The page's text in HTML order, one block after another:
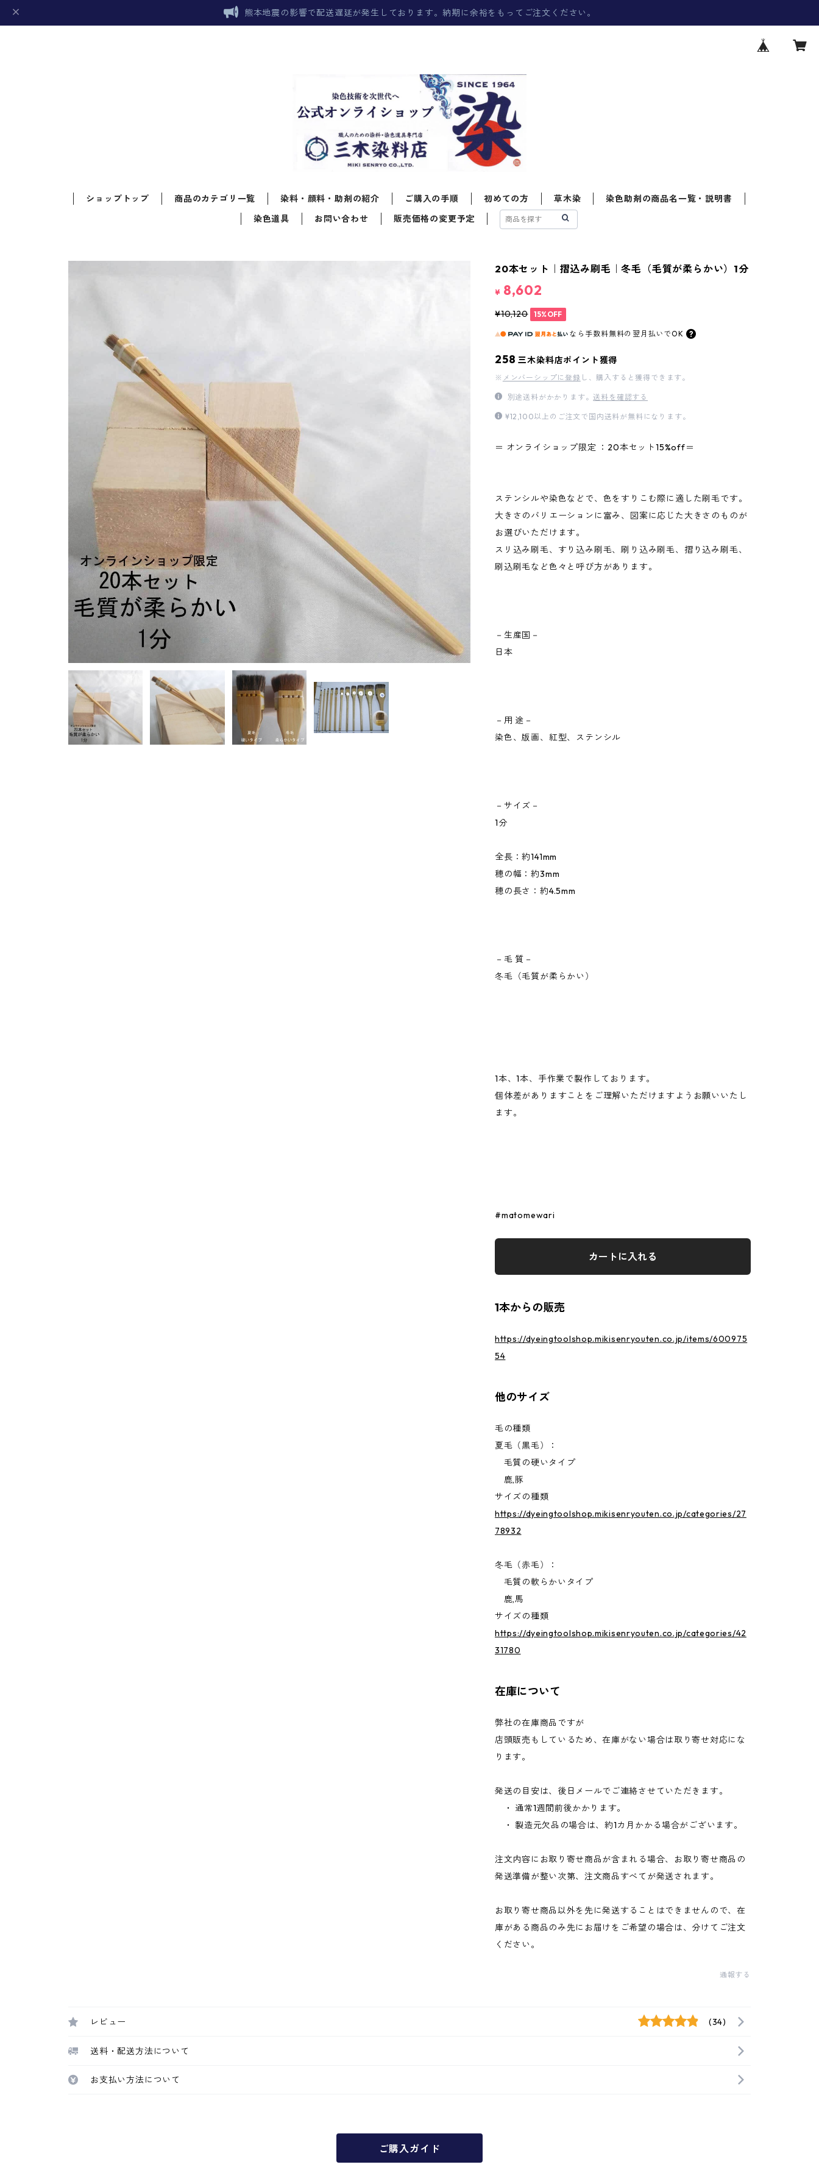
熊本地震の影響で配送遅延が発生しております。納期に余裕をもってご注文ください。
ショップトップ 商品のカテゴリ一覧 染料・顔料・助剤の紹介 ご購入の手順 初めての方 草木染
染色助剤の商品名一覧・説明書
染色道具
お問い合わせ 販売価格の変更予定
20本セット｜摺込み刷毛｜冬毛（毛質が柔らかい）1分
¥ 8,602
¥10,120 15%OFF
なら 手数料無料の 翌月払いでOK
258 三木染料店ポイント獲得
※ メンバーシップに登録 し、購入すると獲得できます。
別途送料がかかります。送料を確認する
¥12,100以上のご注文で国内送料が無料になります。
＝ オンライショップ限定 ：20本セット15%off＝
ステンシルや染色などで、色をすりこむ際に適した刷毛です。
大きさのバリエーションに富み、図案に応じた大きさのものが
お選びいただけます。
スリ込み刷毛、すり込み刷毛、刷り込み刷毛、摺り込み刷毛、
刷込刷毛など色々と呼び方があります。
－生産国－
日本
－用 途－
染色、版画、紅型、ステンシル
－サイズ－
1分
全長：約141mm
穂の幅：約3mm
穂の長さ：約4.5mm
－毛 質－
冬毛（毛質が柔らかい）
1本、1本、手作業で製作しております。
個体差がありますことをご理解いただけますようお願いいたし
ます。
#matomewari
カートに入れる
1本からの販売
https://dyeingtoolshop.mikisenryouten.co.jp/items/600975
54
他のサイズ
毛の種類
夏毛（黒毛）：
毛質の硬いタイプ
鹿,豚
サイズの種類
https://dyeingtoolshop.mikisenryouten.co.jp/categories/27
78932
冬毛（赤毛）：
毛質の軟らかいタイプ
鹿,馬
サイズの種類
https://dyeingtoolshop.mikisenryouten.co.jp/categories/42
31780
在庫について
弊社の在庫商品ですが
店頭販売もしているため、在庫がない場合は取り寄せ対応にな
ります。
発送の目安は、後日メールでご連絡させていただきます。
・ 通常1週間前後かかります。
・ 製造元欠品の場合は、約1カ月かかる場合がございます。
注文内容にお取り寄せ商品が含まれる場合、お取り寄せ商品の
発送準備が整い次第、注文商品すべてが発送されます。
お取り寄せ商品以外を先に発送することはできませんので、在
庫がある商品のみ先にお届けをご希望の場合は、分けてご注文
ください。
通報する
レビュー (34)
送料・配送方法について
お支払い方法について
ご購入ガイド